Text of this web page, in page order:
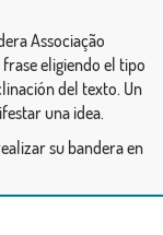
Associação
eligiendo el tipo
del texto. Un
una idea.
su bandera en